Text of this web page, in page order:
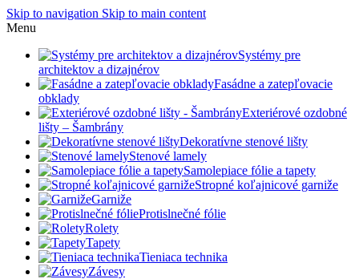
Skip to navigation Skip to main content
Menu
Systémy pre
architektov a dizajnérov
Fasádne a zatepľovacie
obklady
Exteriérové ozdobné
lišty – Šambrány
Dekoratívne stenové lišty
Stenové lamely
Samolepiace fólie a tapety
Stropné koľajnicové garniže
Garniže
Protislnečné fólie
Rolety
Tapety
Tieniaca technika
Závesy